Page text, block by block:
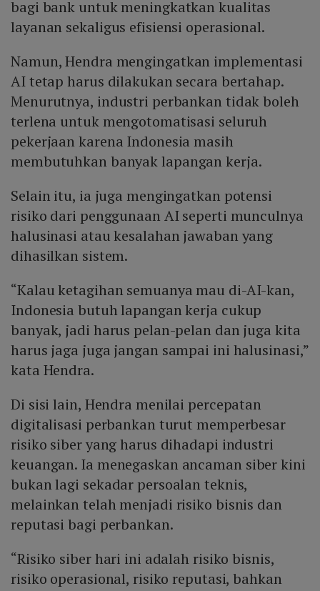
bagi bank untuk meningkatkan kualitas
layanan sekaligus efisiensi operasional.
Namun, Hendra mengingatkan implementasi
AI tetap harus dilakukan secara bertahap.
Menurutnya, industri perbankan tidak boleh
terlena untuk mengotomatisasi seluruh
pekerjaan karena Indonesia masih
membutuhkan banyak lapangan kerja.
Selain itu, ia juga mengingatkan potensi
risiko dari penggunaan AI seperti munculnya
halusinasi atau kesalahan jawaban yang
dihasilkan sistem.
“Kalau ketagihan semuanya mau di-AI-kan,
Indonesia butuh lapangan kerja cukup
banyak, jadi harus pelan-pelan dan juga kita
harus jaga juga jangan sampai ini halusinasi,”
kata Hendra.
Di sisi lain, Hendra menilai percepatan
digitalisasi perbankan turut memperbesar
risiko siber yang harus dihadapi industri
keuangan. Ia menegaskan ancaman siber kini
bukan lagi sekadar persoalan teknis,
melainkan telah menjadi risiko bisnis dan
reputasi bagi perbankan.
“Risiko siber hari ini adalah risiko bisnis,
risiko operasional, risiko reputasi, bahkan